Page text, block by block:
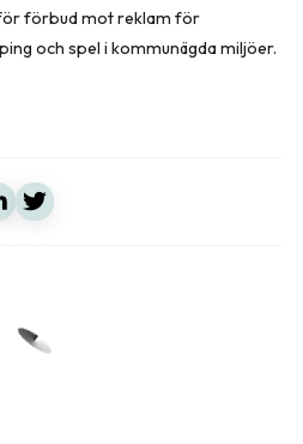
förbud mot reklam för
och spel i kommunägda miljöer.